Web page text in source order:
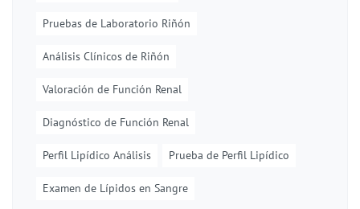
Pruebas de Laboratorio Riñón
Análisis Clínicos de Riñón
Valoración de Función Renal
Diagnóstico de Función Renal
Perfil Lipídico Análisis Prueba de Perfil Lipídico
Examen de Lípidos en Sangre